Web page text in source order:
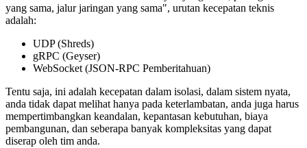
yang sama, jalur jaringan yang sama", urutan kecepatan teknis
adalah:
UDP (Shreds)
gRPC (Geyser)
WebSocket (JSON-RPC Pemberitahuan)
Tentu saja, ini adalah kecepatan dalam isolasi, dalam sistem nyata,
anda tidak dapat melihat hanya pada keterlambatan, anda juga harus
mempertimbangkan keandalan, kepantasan kebutuhan, biaya
pembangunan, dan seberapa banyak kompleksitas yang dapat
diserap oleh tim anda.